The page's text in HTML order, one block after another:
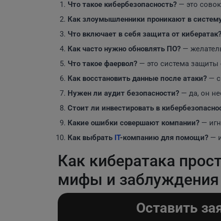
Что такое кибербезопасность? — это
Как злоумышленники проникают в
Что включает в себя защита от кибератак?
Как часто нужно обновлять ПО? —
Что такое фаервол? — это система защиты
Как восстановить данные после атаки? —
Нужен ли аудит безопасности? — да, он
Стоит ли инвестировать в
Какие ошибки совершают компании? —
Как выбрать IT-компанию для помощи? —
Как кибератака
мифы и заблуждения
Оставить